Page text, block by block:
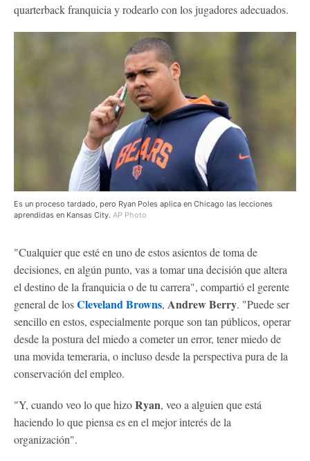
quarterback franquicia y rodearlo con los jugadores adecuados.
Es un proceso tardado, pero Ryan Poles aplica en Chicago las lecciones
aprendidas en Kansas City. AP Photo
"Cualquier que esté en uno de estos asientos de toma de
decisiones, en algún punto, vas a tomar una decisión que altera
el destino de la franquicia o de tu carrera", compartió el gerente
general de losCleveland Browns, AndrewBerry. "Puede ser
sencillo en estos, especialmente porque son tan públicos, operar
desde la postura del miedo a cometer un error, tener miedo de
una movida temeraria, o incluso desde la perspectiva pura de la
conservación del empleo.
"Y, cuando veo lo que hizoRyan, veo a alguien que está
haciendo lo que piensa es en el mejor interés de la
organización".